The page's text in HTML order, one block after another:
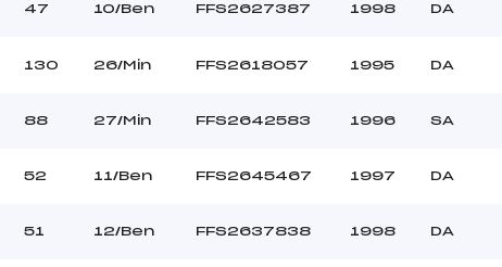
47 10/Ben FFS2627387 1998 DA
130 26/Min FFS2618057 1995 DA
88 27/Min FFS2642583 1996 SA
52 11/Ben FFS2645467 1997 DA
51 12/Ben FFS2637838 1998 DA